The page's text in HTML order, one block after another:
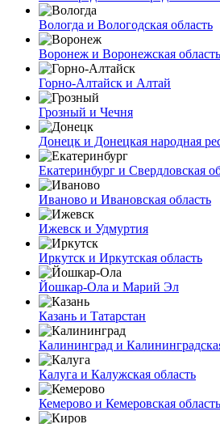
Вологда и Вологодская область
Воронеж и Воронежская область
Горно-Алтайск и Алтай
Грозный и Чечня
Донецк и Донецкая народная
Екатеринбург и Свердловская
Иваново и Ивановская область
Ижевск и Удмуртия
Иркутск и Иркутская область
Йошкар-Ола и Марий Эл
Казань и Татарстан
Калининград и
Калуга и Калужская область
Кемерово и Кемеровская область